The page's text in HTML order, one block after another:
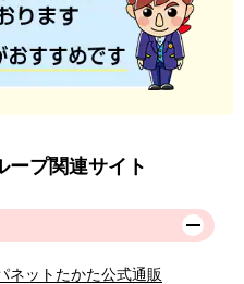
ープ関連サイト
ネットたかた公式通販